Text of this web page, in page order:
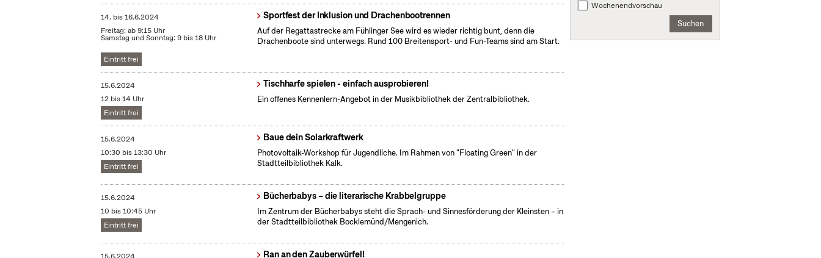
14. bis16.6.2024
Freitag: ab 9:15 Uhr
Samstag und Sonntag: 9 bis 18 Uhr
Eintritt frei
Sportfest der Inklusion und Drachenbootrennen
Auf der Regattastrecke am Fühlinger See wird es wieder richtig bunt, denn die
Drachenboote sind unterwegs. Rund 100 Breitensport- und Fun-Teams sind am Start.
15.6.2024
12 bis 14 Uhr
Eintritt frei
Tischharfe spielen - einfach ausprobieren!
Ein offenes Kennenlern-Angebot in der Musikbibliothek der Zentralbibliothek.
15.6.2024
10:30 bis 13:30 Uhr
Eintritt frei
Baue dein Solarkraftwerk
​Photovoltaik-Workshop für Jugendliche. Im Rahmen von "Floating Green" in der
Stadtteilbibliothek Kalk.
15.6.2024
10 bis 10:45 Uhr
Eintritt frei
Bücherbabys – die literarische Krabbelgruppe
Im Zentrum der Bücherbabys steht die Sprach- und Sinnesförderung der Kleinsten – in
der Stadtteilbibliothek Bocklemünd/Mengenich.
Ran an den Zauberwürfel!
Wochenendvorschau
Suchen